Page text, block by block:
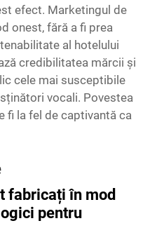
efect. Marketingul de
onest, fără a fi prea
al hotelului
credibilitatea mărcii și
cele mai susceptibile
vocali. Povestea
fi la fel de captivantă ca
fabricați în mod
pentru